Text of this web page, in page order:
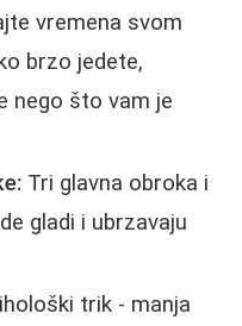
vremena svom
brzo jedete,
nego što vam je
Tri glavna obroka i
gladi i ubrzavaju
trik - manja